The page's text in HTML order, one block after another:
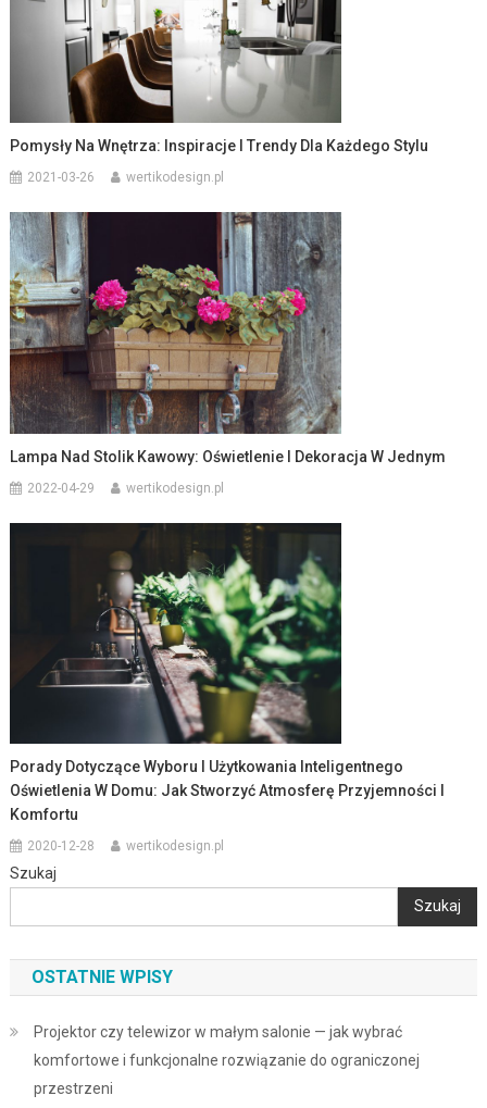
Pomysły Na Wnętrza: Inspiracje I Trendy Dla Każdego Stylu
2021-03-26 wertikodesign.pl
Lampa Nad Stolik Kawowy: Oświetlenie I Dekoracja W Jednym
2022-04-29 wertikodesign.pl
Porady Dotyczące Wyboru I Użytkowania Inteligentnego
Oświetlenia W Domu: Jak Stworzyć Atmosferę Przyjemności I
Komfortu
2020-12-28 wertikodesign.pl
Szukaj
Szukaj
OSTATNIE WPISY
Projektor czy telewizor w małym salonie — jak wybrać
komfortowe i funkcjonalne rozwiązanie do ograniczonej
przestrzeni